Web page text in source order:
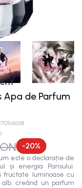
)
Apa de Parfum
-20%
este o declarație de
și energia Parisului.
fructate luminoase cu
creând un parfum